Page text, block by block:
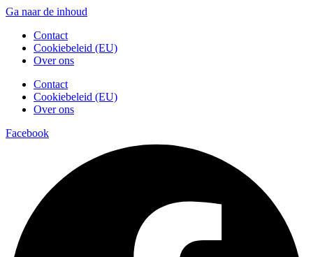
Ga naar de inhoud
Contact
Cookiebeleid (EU)
Over ons
Contact
Cookiebeleid (EU)
Over ons
Facebook